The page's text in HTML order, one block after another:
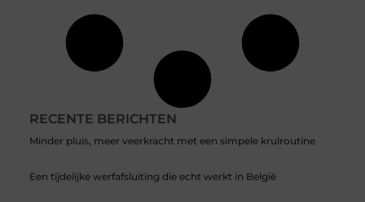
RECENTE BERICHTEN
Minder pluis, meer veerkracht met een simpele krulroutine
Een tijdelijke werfafsluiting die echt werkt in België